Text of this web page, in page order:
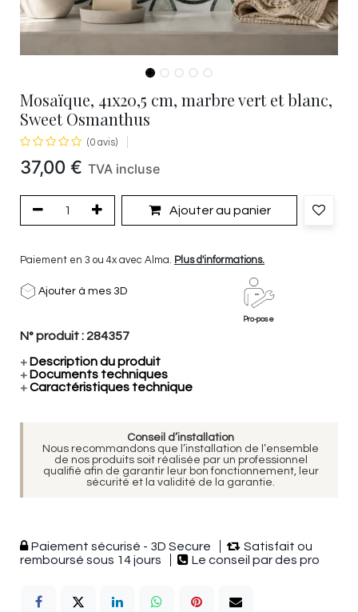
Mosaïque, 41x20,5 cm, marbre vert et blanc,
Sweet Osmanthus
(0 avis)
37,00 € TVA incluse
Ajouter au panier
Paiement en 3 ou 4x avec Alma. Plus d'informations.
Ajouter à mes 3D
Pro-pose
N° produit : 284357
+ Description du produit
+ Documents techniques
+Caractéristiques technique
Conseil d’installation
Nous recommandons que l’installation de l’ensemble
de nos produits soit réalisée par un professionnel
qualifié afin de garantir leur bon fonctionnement, leur
sécurité et la validité de la garantie.
Paiement sécurisé - 3D Secure
Satisfait ou
remboursé sous 14 jours
Le conseil par des pro